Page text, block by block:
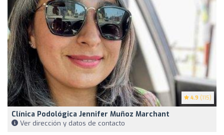
4.9 (115)
Clínica Podológica Jennifer Muñoz Marchant
Ver dirección y datos de contacto